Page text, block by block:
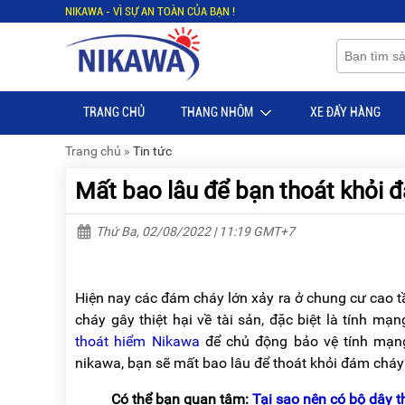
NIKAWA - VÌ SỰ AN TOÀN CỦA BẠN !
TRANG CHỦ THANG NHÔM XE ĐẨY HÀNG
Menu
CHỦ
Menu
CHỦ
Trang chủ » Tin tức
Mất bao lâu để bạn thoát khỏi
Thứ Ba, 02/08/2022 | 11:19 GMT+7
Hiện nay các đám cháy lớn xảy ra ở chung cư cao
cháy gây thiệt hại về tài sản, đặc biệt là tính
thoát hiểm Nikawa để chủ động bảo vệ tính
nikawa, bạn sẽ mất bao lâu để thoát khỏi đám
Có thể bạn quan tâm: Tại sao nên có bộ dây